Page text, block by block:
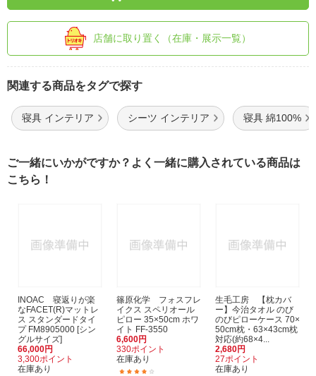
店舗に取り置く（在庫・展示一覧）
関連する商品をタグで探す
寝具 インテリア シーツ インテリア 寝具 綿100%
ご一緒にいかがですか？よく一緒に購入されている商品は
こちら！
INOAC 寝返りが楽
なFACET(R)マットレ
ス スタンダードタイ
プ FM8905000 [シン
グルサイズ]
66,000円
3,300ポイント
在庫あり
篠原化学 フォスフレ
イクス スペリオール
ピロー 35×50cm ホワ
イト FF-3550
6,600円
330ポイント
在庫あり
生毛工房 【枕カバ
ー】今治タオル のび
のびピローケース 70×
50cm枕・63×43cm枕
対応(約68×4...
2,680円
27ポイント
在庫あり